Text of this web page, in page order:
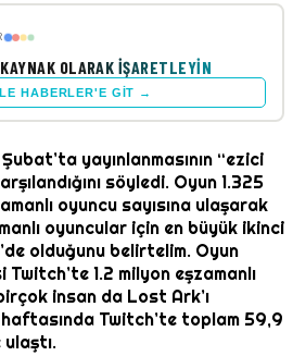
OLARAK İŞARETLEYIN
HABERLER'E GIT →
yayınlanmasının “ezici
söyledi. Oyun 1.325
oyuncu sayısına ulaşarak
oyuncular için en büyük ikinci
olduğunu belirtelim. Oyun
1.2 milyon eşzamanlı
insan da Lost Ark’ı
Twitch’te toplam 59,9